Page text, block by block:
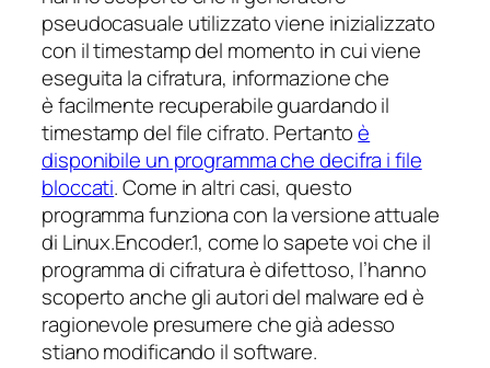
pseudocasuale utilizzato viene inizializzato
con il timestamp del momento in cui viene
eseguita la cifratura, informazione che
è facilmente recuperabile guardando il
timestamp del file cifrato. Pertantoè
disponibile un programma che decifra i file
bloccati. Come in altri casi, questo
programma funziona con la versione attuale
di Linux.Encoder.1, come lo sapete voi che il
programma di cifratura è difettoso, l’hanno
scoperto anche gli autori del malware ed è
ragionevole presumere che già adesso
stiano modificando il software.